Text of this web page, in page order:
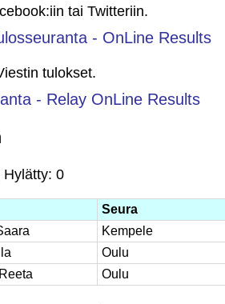
tai Twitteriin.
- OnLine Results
tulokset.
- Relay OnLine Results
Hylätty: 0
Seura
Kempele
Oulu
Oulu